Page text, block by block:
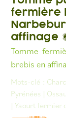
fermière
affinage
Tomme
brebis en
Mots-clé :
Pyrénées |
|Yaourt fermier